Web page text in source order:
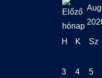
H K Sz
3
4 5